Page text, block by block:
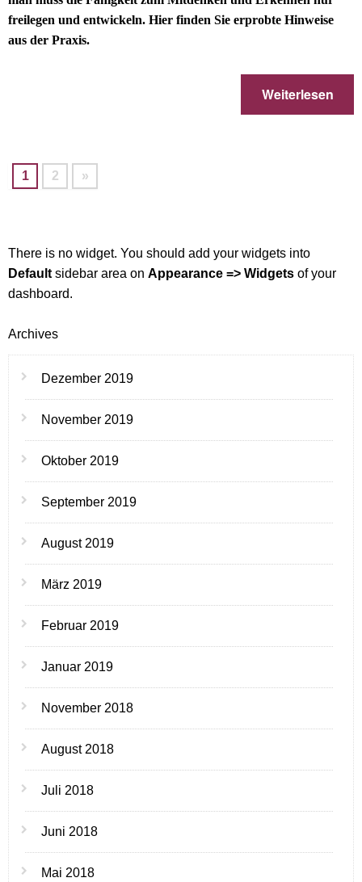
freilegen und entwickeln. Hier finden Sie erprobte Hinweise
aus der Praxis.
Weiterlesen
1 2 »
There is no widget. You should add your widgets into
Default sidebar area on Appearance => Widgets of your
dashboard.
Archives
Dezember 2019
November 2019
Oktober 2019
September 2019
August 2019
März 2019
Februar 2019
Januar 2019
November 2018
August 2018
Juli 2018
Juni 2018
Mai 2018